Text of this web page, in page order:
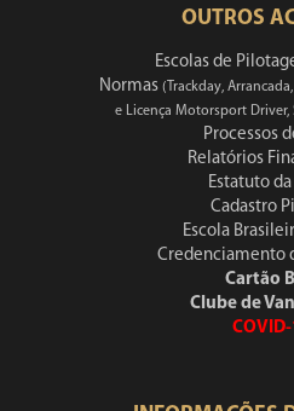
OUTROS
Escolas de
Normas (Trackday,
e Licença Motorsport
Processos
Relatórios
Estatuto da
Cadastro
Escola
Credenciamento
Cartão
Clube de